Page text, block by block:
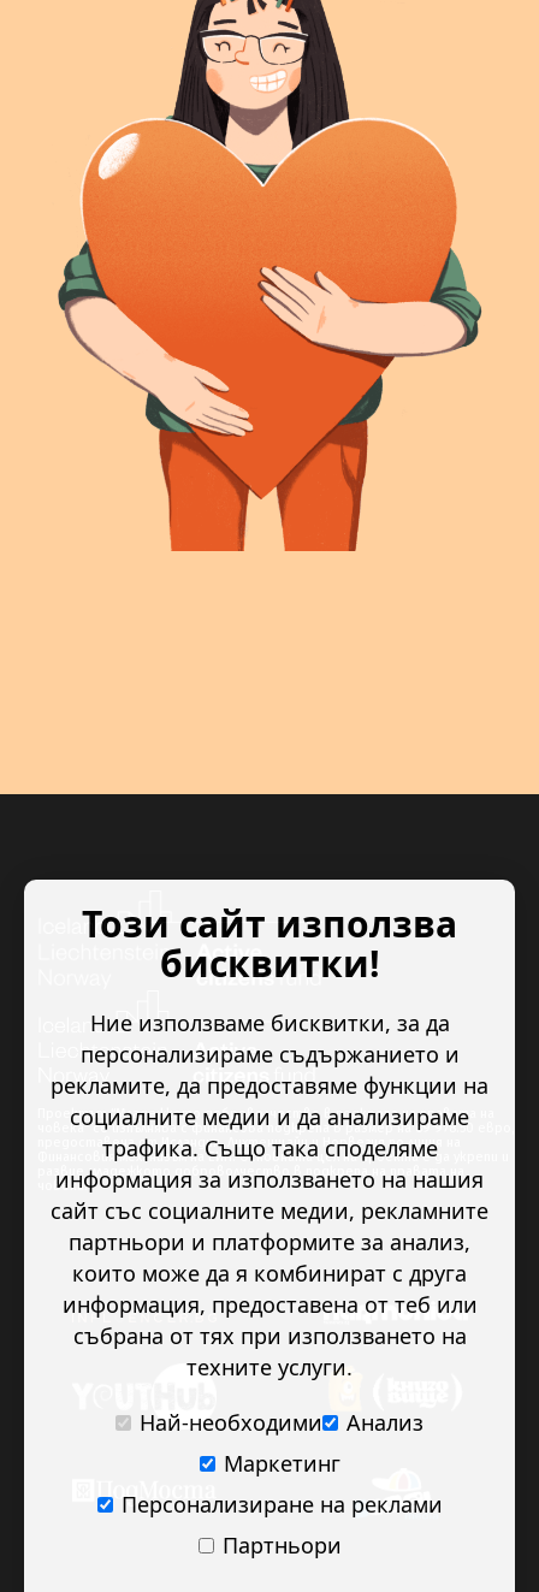
Проектът “Младежкото доброволчество в подкрепа на правата на
човека” се изпълнява с финансова подкрепа в размер на 89 978.50 евро,
предоставена от Исландия, Лихтенщайн и Норвегия по линия на
Финансовия механизъм на ЕИП. Основната цел на проекта е да укрепи и
развие младежкото доброволчество в подкрепа на правата на
човека.
Този сайт използва
бисквитки!
Ние използваме бисквитки, за да
персонализираме съдържанието и
рекламите, да предоставяме функции на
социалните медии и да анализираме
трафика. Също така споделяме
информация за използването на нашия
сайт със социалните медии, рекламните
партньори и платформите за анализ,
които може да я комбинират с друга
информация, предоставена от теб или
събрана от тях при използването на
техните услуги.
Най-необходими
Анализ
Маркетинг
Персонализиране на реклами
Партньори